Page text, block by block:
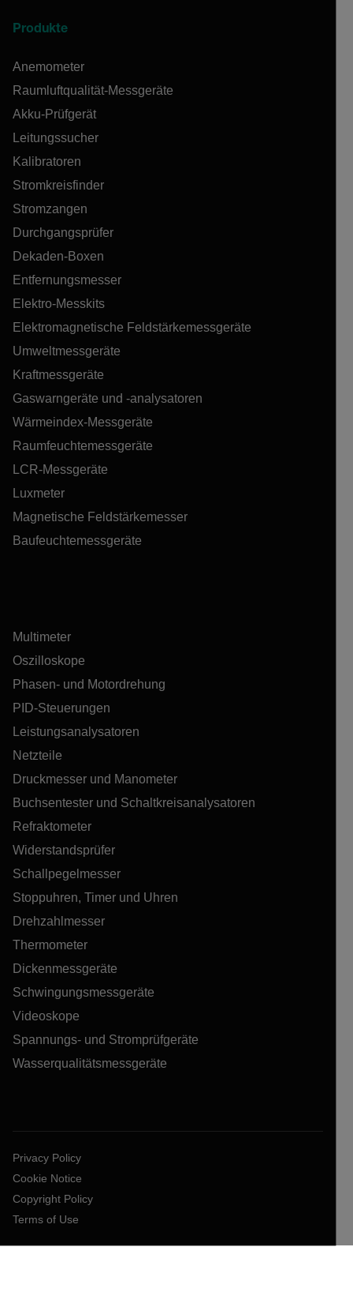
Produkte
Anemometer
Raumluftqualität-Messgeräte
Akku-Prüfgerät
Leitungssucher
Kalibratoren
Stromkreisfinder
Stromzangen
Durchgangsprüfer
Dekaden-Boxen
Entfernungsmesser
Elektro-Messkits
Elektromagnetische Feldstärkemessgeräte
Umweltmessgeräte
Kraftmessgeräte
Gaswarngeräte und -analysatoren
Wärmeindex-Messgeräte
Raumfeuchtemessgeräte
LCR-Messgeräte
Luxmeter
Magnetische Feldstärkemesser
Baufeuchtemessgeräte
Multimeter
Oszilloskope
Phasen- und Motordrehung
PID-Steuerungen
Leistungsanalysatoren
Netzteile
Druckmesser und Manometer
Buchsentester und Schaltkreisanalysatoren
Refraktometer
Widerstandsprüfer
Schallpegelmesser
Stoppuhren, Timer und Uhren
Drehzahlmesser
Thermometer
Dickenmessgeräte
Schwingungsmessgeräte
Videoskope
Spannungs- und Stromprüfgeräte
Wasserqualitätsmessgeräte
Privacy Policy
Cookie Notice
Copyright Policy
Terms of Use